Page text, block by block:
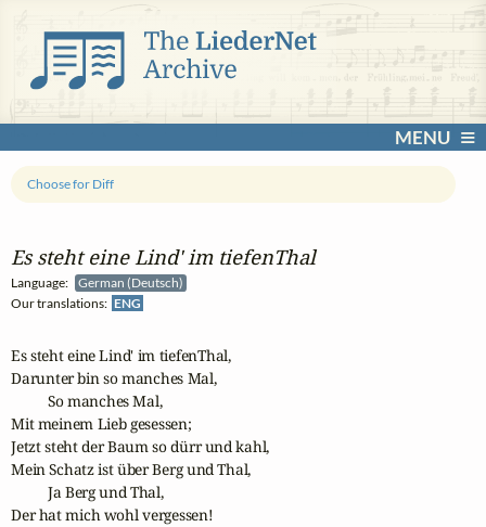
MENU
Es steht eine Lind' im tiefenThal
Language:
German (Deutsch)
Our translations: ENG
Choose for Diff
Es steht eine Lind' im tiefenThal,
Darunter bin so manches Mal,
          So manches Mal,
Mit meinem Lieb gesessen;
Jetzt steht der Baum so dürr und kahl,
Mein Schatz ist über Berg und Thal,
          Ja Berg und Thal,
Der hat mich wohl vergessen!